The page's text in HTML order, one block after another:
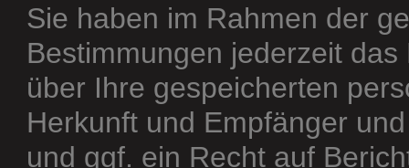
Sie haben im Rahmen der
Bestimmungen jederzeit
über Ihre gespeicherten
Herkunft und Empfänger
und ggf. ein Recht auf